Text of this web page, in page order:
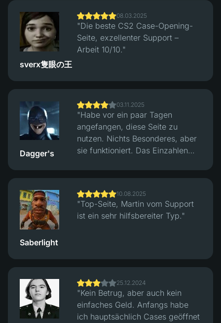
sverx隻眼の王
08.03.2025
"Die beste CS2 Case-Opening-
Seite, exzellenter Support –
Arbeit 10/10."
Dagger's
03.11.2025
"Habe vor ein paar Tagen
angefangen, diese Seite zu
nutzen. Nichts Besonderes, aber
sie funktioniert. Das Einzahlen
Mehrere Zahlungsoptionen. Der
Support antwortete schnell,
Auszahlungen waren zügig."
Saberlight
10.08.2025
"Top-Seite, Martin vom Support
ist ein sehr hilfsbereiter Typ."
25.12.2024
"Kein Betrug, aber auch kein
einfaches Geld. Anfangs habe
ich hauptsächlich Cases geöffnet